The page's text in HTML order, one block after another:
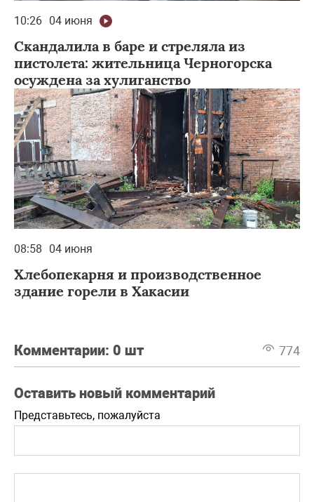
10:26 04 июня
Скандалила в баре и стреляла из
пистолета: жительница Черногорска
осуждена за хулиганство
08:58 04 июня
Хлебопекарня и производственное
здание горели в Хакасии
Комментарии: 0 шт 774
Оставить новый комментарий
Представьтесь, пожалуйста